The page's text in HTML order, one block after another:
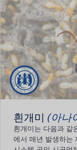
흰개미 (아나
흰개미는 다음과 같
에서 매년 발생하는